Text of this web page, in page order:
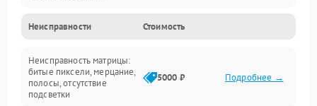
Устройства
Программные ошибки
Электрические и системные сбои
Неисправности Стоимость
Неисправность матрицы:
битые пиксели, мерцание,
полосы, отсутствие
подсветки
5000 ₽ Подробнее →